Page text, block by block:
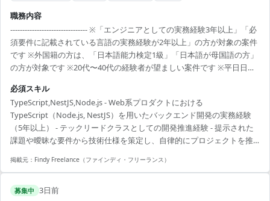
職務内容
-------------------------------- ※「エンジニアとしての実務経験3年以上」「必
須要件に記載されている言語の実務経験が2年以上」の方が対象の案件
です ※外国籍の方は、「日本語能力検定1級」「日本語が母国語の方」
の方が対象です ※20代〜40代の経験者が望ましい案件です ※平日日中
いる方は、直接ご連絡いただいた方がスムーズです ----------------------------
---- - プロダクトおよびフィーチャーの企画・設計・実装・テスト・計
測・改善 - プロダクトのバックエンド開発全般 - CI/CDパ...
必須スキル
TypeScript,NestJS,Node.js - Web系プロダクトにおける
TypeScript（Node.js, NestJS）を用いたバックエンド開発の実務経験
（5年以上） - テックリードクラスとしての開発推進経験 - 提示された
課題や曖昧な要件から技術仕様を策定し、自律的にプロジェクトを推
発経験（SaaS、EC、広告、メディアなど）
掲載元： Findy Freelance（ファインディ・フリーランス）
募集中 3日前